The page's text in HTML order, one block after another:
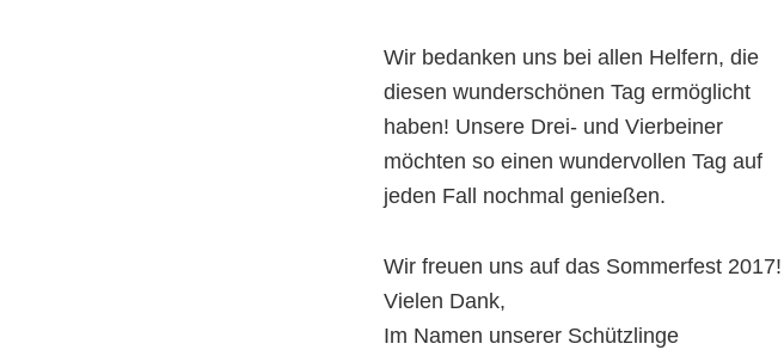
Wir bedanken uns bei allen Helfern, die
diesen wunderschönen Tag ermöglicht
haben! Unsere Drei- und Vierbeiner
möchten so einen wundervollen Tag auf
jeden Fall nochmal genießen.
Wir freuen uns auf das Sommerfest 2017!
Vielen Dank,
Im Namen unserer Schützlinge